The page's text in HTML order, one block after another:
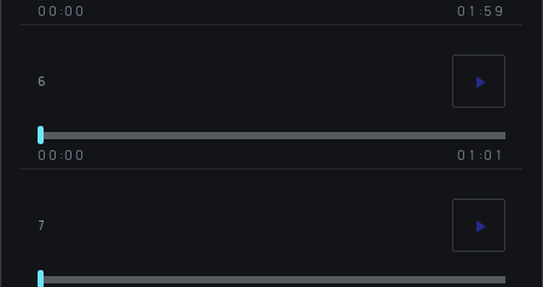
00:00 01:59
6
00:00 01:01
7